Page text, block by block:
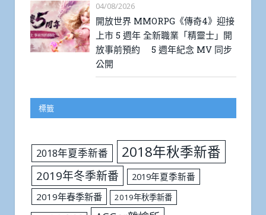
04/08/2026
開放世界 MMORPG《傳奇4》迎接
上市 5 週年 全新職業「精靈士」開
放事前預約 5 週年紀念 MV 同步
公開
標籤
2018年夏季新番 2018年秋季新番
2019年冬季新番
2019年夏季新番
2019年春季新番
2019年秋季新番